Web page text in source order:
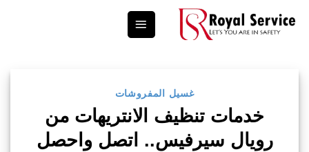
غسيل المفروشات
خدمات تنظيف الانتريهات من
رويال سيرفيس.. اتصل واحصل